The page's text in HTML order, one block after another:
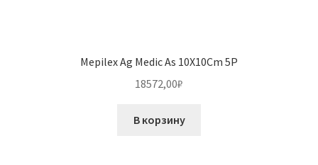
Mepilex Ag Medic As 10X10Cm 5P
18572,00₽
В корзину